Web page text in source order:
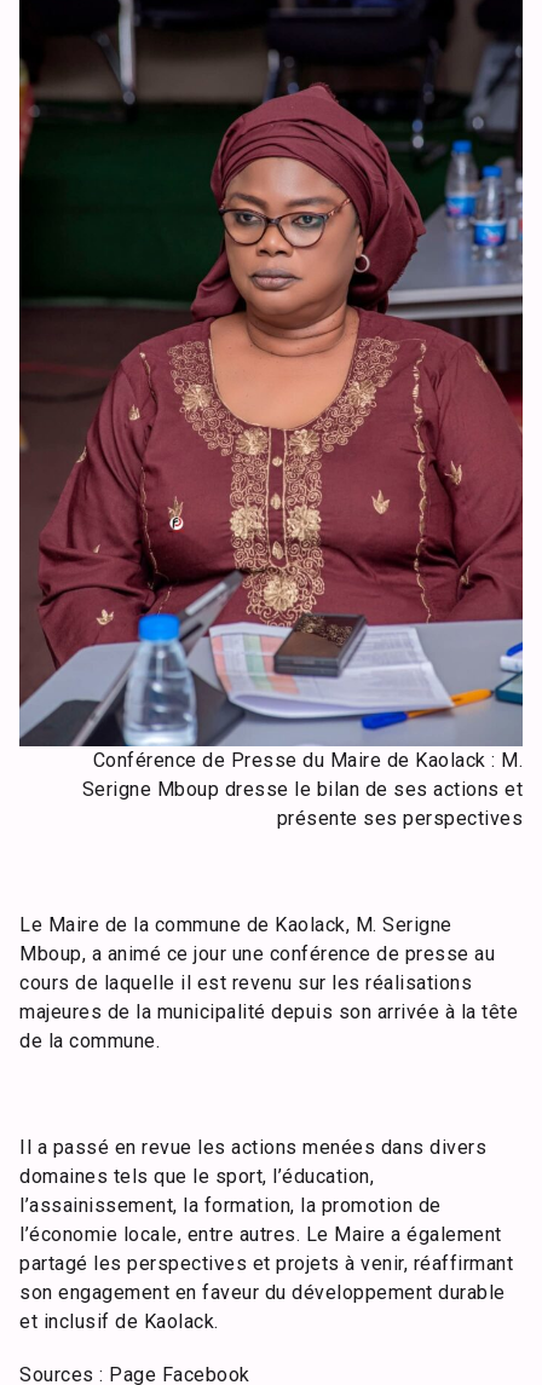
Conférence de Presse du Maire de Kaolack : M.
Serigne Mboup dresse le bilan de ses actions et
présente ses perspectives
Le Maire de la commune de Kaolack, M. Serigne
Mboup, a animé ce jour une conférence de presse au
cours de laquelle il est revenu sur les réalisations
majeures de la municipalité depuis son arrivée à la tête
de la commune.
Il a passé en revue les actions menées dans divers
domaines tels que le sport, l’éducation,
l’assainissement, la formation, la promotion de
l’économie locale, entre autres. Le Maire a également
partagé les perspectives et projets à venir, réaffirmant
son engagement en faveur du développement durable
et inclusif de Kaolack.
Sources : Page Facebook